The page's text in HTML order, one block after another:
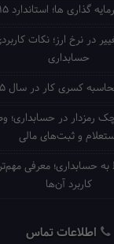
ها؛ استاندارد ۱۵ و ثبت‌ها
در نرخ ارز؛ نکات
حسابداری
کسری کار در سال ۱۴۰۵
رمزدار در حسابداری؛
و ثبت‌های مالی
حسابداری؛ معرفی
کاربرد آن‌ها
اطلاعات تماس